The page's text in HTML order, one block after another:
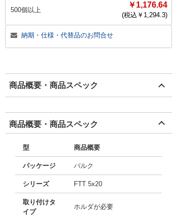
500個以上
￥1,176.64
(税込￥ 1,294.3)
納期・仕様・代替品のお問合せ
商品概要・商品スペック
商品概要・商品スペック
型 商品概要
パッケージ バルク
シリーズ FTT 5x20
取り付けタ
イプ
ホルダが必要